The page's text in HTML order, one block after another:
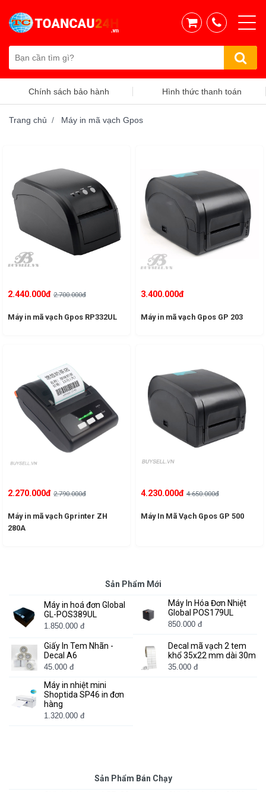
Chính sách bảo hành Hình thức thanh toán
Sản Phẩm Mới
Máy in hoá đơn Global
GL-POS389UL
1.850.000 đ
Máy In Hóa Đơn Nhiệt
Global POS179UL
850.000 đ
Giấy In Tem Nhãn -
Decal A6
45.000 đ
Decal mã vạch 2 tem
khổ 35x22 mm dài 30m
35.000 đ
Máy in nhiệt mini
Shoptida SP46 in đơn
hàng
1.320.000 đ
Sản Phẩm Bán Chạy
Trang chủ Máy in mã vạch Gpos
2.440.000đ2.700.000đ
Máy in mã vạch Gpos RP332UL
3.400.000đ
Máy in mã vạch Gpos GP 203
2.270.000đ2.790.000đ
Máy in mã vạch Gprinter ZH
280A
4.230.000đ4.650.000đ
Máy In Mã Vạch Gpos GP 500